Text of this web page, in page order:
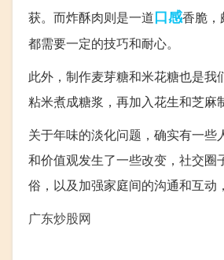
获。而炸酥肉则是一道口感香脆，
都需要一定的技巧和耐心。
此外，制作麦芽糖和米花糖也是
粘米煮成糖浆，再加入花生和芝麻
关于年味的淡化问题，确实有一
和价值观发生了一些改变，社交
俗，以及加强家庭间的沟通和互动
广东炒股网